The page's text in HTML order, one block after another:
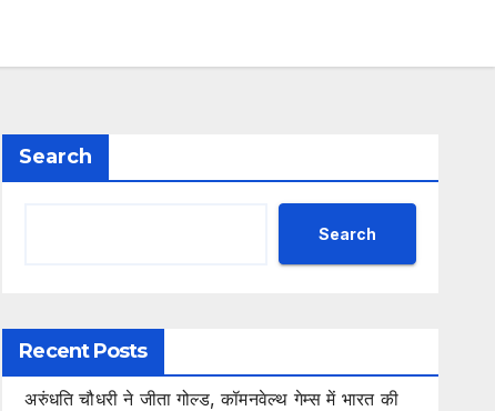
Search
Search
Recent Posts
अरुंधति चौधरी ने जीता गोल्ड, कॉमनवेल्थ गेम्स में भारत की